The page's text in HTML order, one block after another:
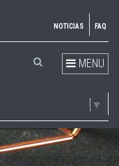
NOTICIAS FAQ
MENU
▼